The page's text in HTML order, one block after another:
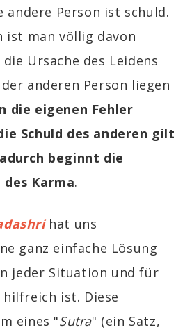
andere Person ist schuld.
ist man völlig davon
Ursache des Leidens
anderen Person liegen
die eigenen Fehler
Schuld des anderen gilt
beginnt die
Karma.
hat uns
ganz einfache Lösung
jeder Situation und für
hilfreich ist. Diese
eines "Sutra" (ein Satz,